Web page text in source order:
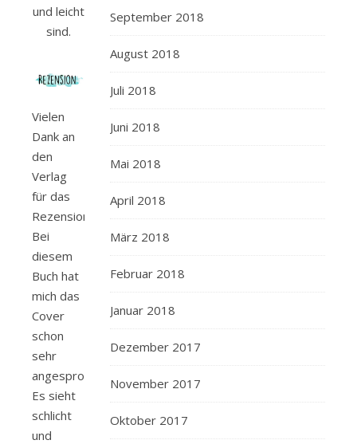
und leicht
sind.
Vielen
Dank an
den
Verlag
für das
Rezensionsexemplar.
Bei
diesem
Buch hat
mich das
Cover
schon
sehr
angesprochen.
Es sieht
schlicht
und
September 2018
August 2018
Juli 2018
Juni 2018
Mai 2018
April 2018
März 2018
Februar 2018
Januar 2018
Dezember 2017
November 2017
Oktober 2017